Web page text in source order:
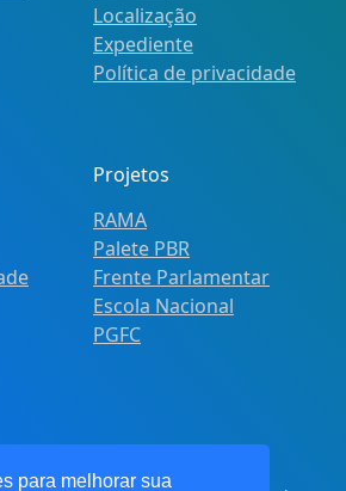
para melhorar sua
Localização
Expediente
Política de privacidade
Projetos
RAMA
Palete PBR
Frente Parlamentar
Escola Nacional
PGFC